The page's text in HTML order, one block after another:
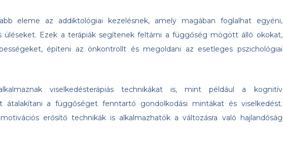
eleme az addiktológiai kezelésnek, amely magában foglalhat egyéni,
üléseket. Ezek a terápiák segítenek feltárni a függőség mögött álló okokat,
építeni az önkontrollt és megoldani az esetleges pszichológiai
viselkedésterápiás technikákat is, mint például a kognitív
átalakítani a függőséget fenntartó gondolkodási mintákat és viselkedést.
erősítő technikák is alkalmazhatók a változásra való hajlandóság